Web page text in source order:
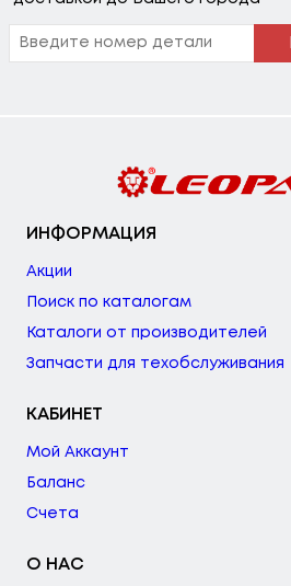
ИНФОРМАЦИЯ
Акции
Поиск по каталогам
Каталоги от производителей
Запчасти для техобслуживания
КАБИНЕТ
Мой Аккаунт
Баланс
Счета
О НАС